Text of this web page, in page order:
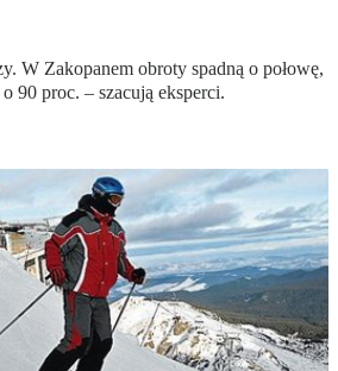
W Zakopanem obroty spadną o połowę,
90 proc. – szacują eksperci.